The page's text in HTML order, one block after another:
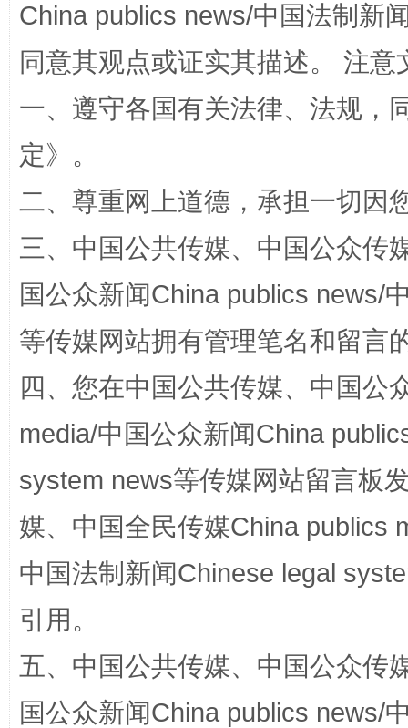
China publics news/中国法制新
同意其观点或证实其描述。 注
一、遵守各国有关法律、法规，
定》。
二、尊重网上道德，承担一切因
三、中国公共传媒、中国公众传
国公众新闻China publics news/
等传媒网站拥有管理笔名和留言
四、您在中国公共传媒、中国公
media/中国公众新闻China
system news等传媒网站留言板
媒、中国全民传媒China publics
中国法制新闻Chinese legal
引用。
五、中国公共传媒、中国公众传
国公众新闻China publics news/